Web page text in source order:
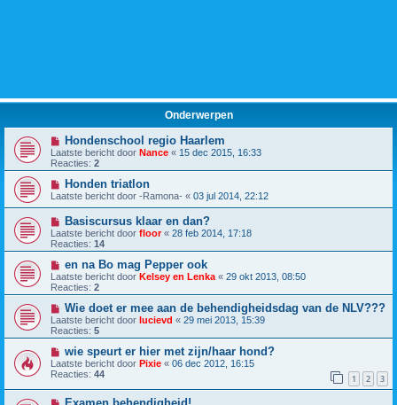
Onderwerpen
Hondenschool regio Haarlem
Laatste bericht door Nance « 15 dec 2015, 16:33
Reacties: 2
Honden triatlon
Laatste bericht door -Ramona- « 03 jul 2014, 22:12
Basiscursus klaar en dan?
Laatste bericht door floor« 28 feb 2014, 17:18
Reacties: 14
en na Bo mag Pepper ook
Laatste bericht door Kelsey en Lenka « 29 okt 2013, 08:50
Reacties: 2
Wie doet er mee aan de behendigheidsdag van de NLV???
Laatste bericht door lucievd « 29 mei 2013, 15:39
Reacties: 5
wie speurt er hier met zijn/haar hond?
Laatste bericht door Pixie « 06 dec 2012, 16:15
Reacties: 44 1 2 3